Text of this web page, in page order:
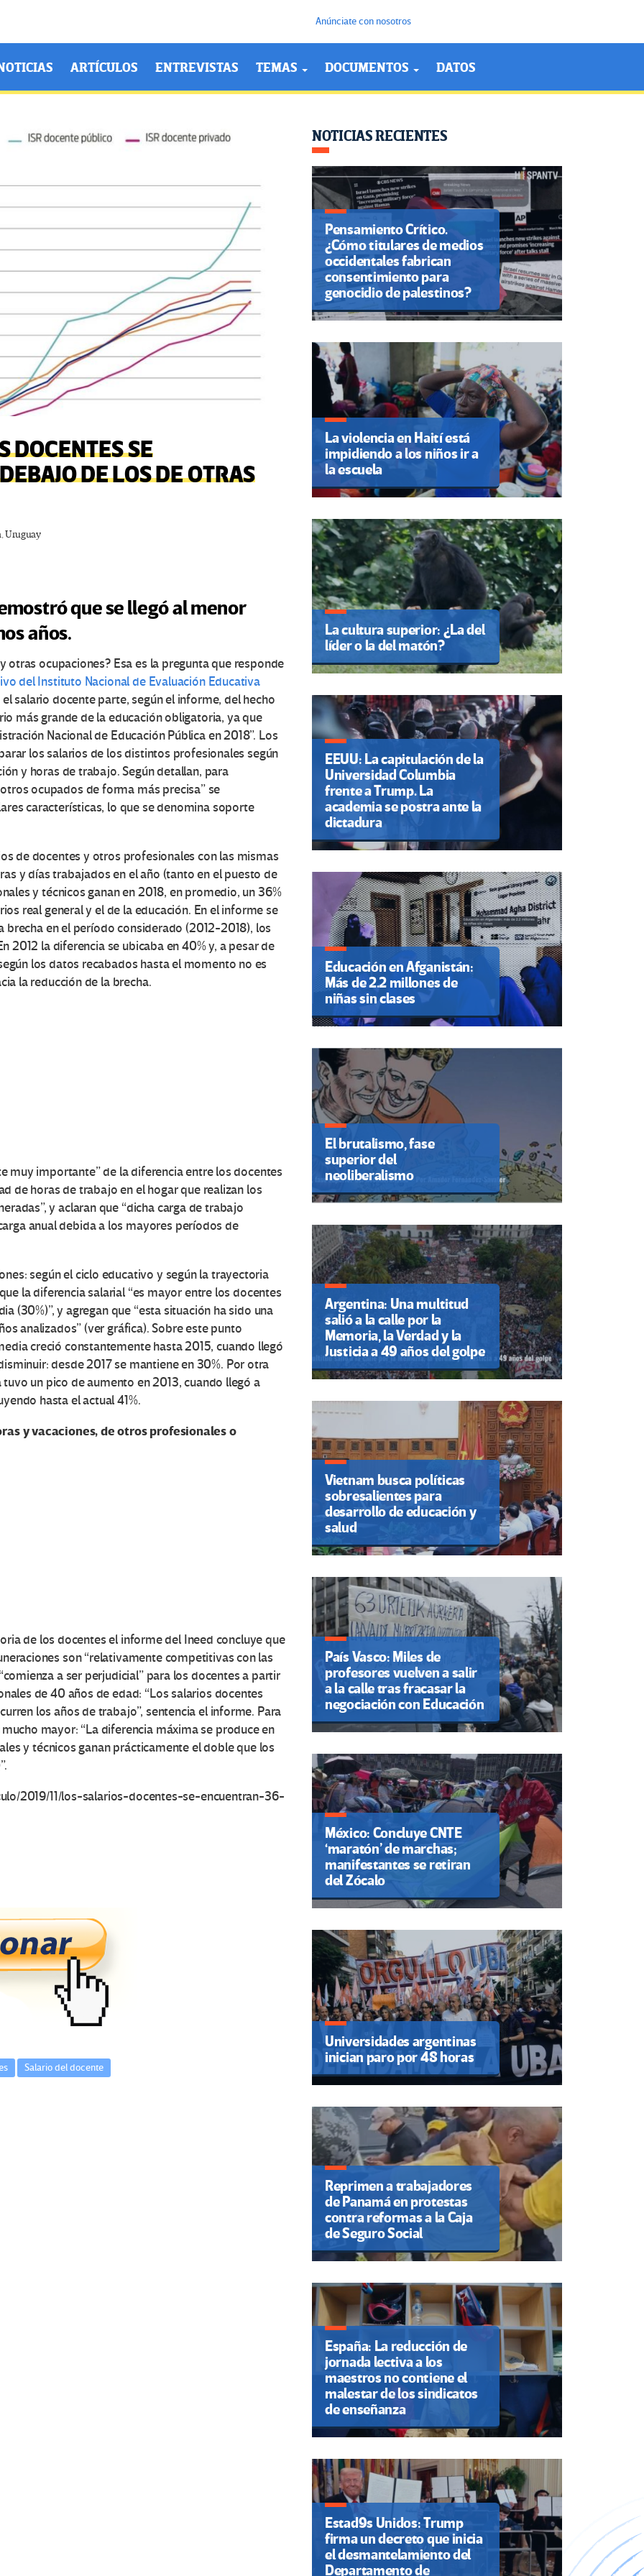
Anúnciate con nosotros
ARTÍCULOS ENTREVISTAS TEMAS DOCUMENTOS DATOS
DOCENTES SE
DE LOS DE OTRAS
,Uruguay
que se llegó al menor
años.
otras ocupaciones? Esa es la pregunta que responde
del Instituto Nacional de Evaluación Educativa
salario docente parte, según el informe, del hecho
más grande de la educación obligatoria, ya que
Nacional de Educación Pública en 2018”. Los
los salarios de los distintos profesionales según
y horas de trabajo. Según detallan, para
ocupados de forma más precisa” se
características, lo que se denomina soporte
de docentes y otros profesionales con las mismas
y días trabajados en el año (tanto en el puesto de
y técnicos ganan en 2018, en promedio, un 36%
real general y el de la educación. En el informe se
brecha en el período considerado (2012-2018), los
2012 la diferencia se ubicaba en 40% y, a pesar de
los datos recabados hasta el momento no es
la reducción de la brecha.
muy importante” de la diferencia entre los docentes
de horas de trabajo en el hogar que realizan los
y aclaran que “dicha carga de trabajo
anual debida a los mayores períodos de
según el ciclo educativo y según la trayectoria
la diferencia salarial “es mayor entre los docentes
(30%)”, y agregan que “esta situación ha sido una
analizados” (ver gráfica). Sobre este punto
creció constantemente hasta 2015, cuando llegó
desde 2017 se mantiene en 30%. Por otra
un pico de aumento en 2013, cuando llegó a
hasta el actual 41%.
y vacaciones, de otros profesionales o
de los docentes el informe del Ineed concluye que
son “relativamente competitivas con las
a ser perjudicial” para los docentes a partir
de 40 años de edad: “Los salarios docentes
los años de trabajo”, sentencia el informe. Para
mayor: “La diferencia máxima se produce en
y técnicos ganan prácticamente el doble que los
2019/11/los-salarios-docentes-se-encuentran-36-
Salario del docente
NOTICIAS RECIENTES
Pensamiento Crítico.
¿Cómo titulares de medios
occidentales fabrican
consentimiento para
genocidio de palestinos?
La violencia en Haití está
impidiendo a los niños ir a
la escuela
La cultura superior: ¿La del
líder o la del matón?
EEUU: La capitulación de la
Universidad Columbia
frente a Trump. La
academia se postra ante la
dictadura
Educación en Afganistán:
Más de 2.2 millones de
niñas sin clases
El brutalismo, fase
superior del
neoliberalismo
Argentina: Una multitud
salió a la calle por la
Memoria, la Verdad y la
Justicia a 49 años del golpe
Vietnam busca políticas
sobresalientes para
desarrollo de educación y
salud
País Vasco: Miles de
profesores vuelven a salir
a la calle tras fracasar la
negociación con Educación
México: Concluye CNTE
‘maratón’ de marchas;
manifestantes se retiran
del Zócalo
Universidades argentinas
inician paro por 48 horas
Reprimen a trabajadores
de Panamá en protestas
contra reformas a la Caja
de Seguro Social
España: La reducción de
jornada lectiva a los
maestros no contiene el
malestar de los sindicatos
de enseñanza
Estad9s Unidos: Trump
firma un decreto que inicia
el desmantelamiento del
Departamento de